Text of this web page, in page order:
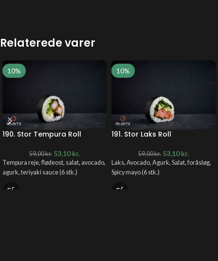
Relaterede varer
10%
190. Stor Tempura Roll
59,00kr. 53,10kr.
Tempura reje, flødeost, salat, avocado,
agurk, teriyaki sauce (6 stk.)
10%
191. Stor Laks Roll
59,00kr. 53,10kr.
Laks, Avocado, Agurk, Salat, foråsløg,
Spicy mayo (6 stk.)